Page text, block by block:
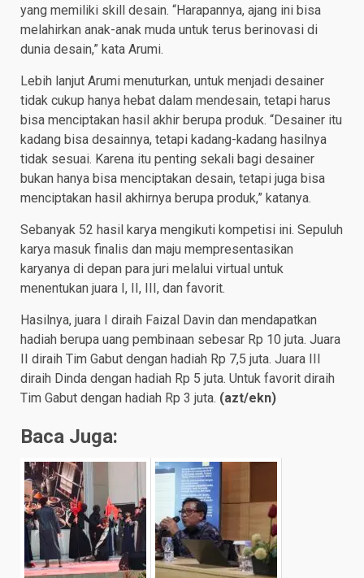
yang memiliki skill desain. “Harapannya, ajang ini bisa
melahirkan anak-anak muda untuk terus berinovasi di
dunia desain,” kata Arumi.
Lebih lanjut Arumi menuturkan, untuk menjadi desainer
tidak cukup hanya hebat dalam mendesain, tetapi harus
bisa menciptakan hasil akhir berupa produk. “Desainer itu
kadang bisa desainnya, tetapi kadang-kadang hasilnya
tidak sesuai. Karena itu penting sekali bagi desainer
bukan hanya bisa menciptakan desain, tetapi juga bisa
menciptakan hasil akhirnya berupa produk,” katanya.
Sebanyak 52 hasil karya mengikuti kompetisi ini. Sepuluh
karya masuk finalis dan maju mempresentasikan
karyanya di depan para juri melalui virtual untuk
menentukan juara I, II, III, dan favorit.
Hasilnya, juara I diraih Faizal Davin dan mendapatkan
hadiah berupa uang pembinaan sebesar Rp 10 juta. Juara
II diraih Tim Gabut dengan hadiah Rp 7,5 juta. Juara III
diraih Dinda dengan hadiah Rp 5 juta. Untuk favorit diraih
Tim Gabut dengan hadiah Rp 3 juta. (azt/ekn)
Baca Juga: